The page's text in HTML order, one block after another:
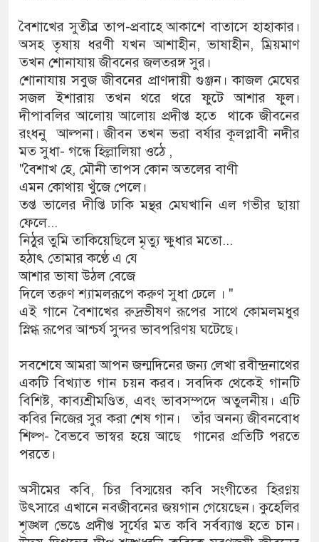
বৈশাখের সুতীব্র তাপ-প্রবাহে আকাশে বাতাসে হাহাকার।
অসহ তৃষায় ধরণী যখন আশাহীন, ভাষাহীন, ম্রিয়মাণ
তখন শোনাযায় জীবনের জলতরঙ্গ সুর।
শোনাযায় সবুজ জীবনের প্রাণদায়ী গুঞ্জন। কাজল মেঘের
সজল ইশারায় তখন থরে থরে ফুটে আশার ফুল।
দীপাবলির আলোয় আলোয় প্রদীপ্ত হতে থাকে জীবনের
রংধনু আল্পনা। জীবন তখন ভরা বর্ষার কূলপ্লাবী নদীর
মত সুধা- গন্ধে হিল্লালিয়া ওঠে ,
"বৈশাখ হে, মৌনী তাপস কোন অতলের বাণী
এমন কোথায় খুঁজে পেলে।
তপ্ত ভালের দীপ্তি ঢাকি মন্থর মেঘখানি এল গভীর ছায়া
ফেলে...
নিঠুর তুমি তাকিয়েছিলে মৃত্যু ক্ষুধার মতো...
হঠাৎ তোমার কণ্ঠে এ যে
আশার ভাষা উঠল বেজে
দিলে তরুণ শ্যামলরূপে করুণ সুধা ঢেলে । "
এই গানে বৈশাখের রুদ্রভীষণ রূপের সাথে কোমলমধুর
স্নিগ্ধ রূপের আশ্চর্য সুন্দর ভাবপরিণয় ঘটেছে।
সবশেষে আমরা আপন জন্মদিনের জন্য লেখা রবীন্দ্রনাথের
একটি বিখ্যাত গান চয়ন করব। সবদিক থেকেই গানটি
বিশিষ্ট, কাব্যশ্রীমণ্ডিত, এবং ভাবসম্পদে অতুলনীয়। এটি
কবির নিজের সুর করা শেষ গান। তাঁর অনন্য জীবনবোধ
শিল্প- বৈভবে ভাস্বর হয়ে আছে গানের প্রতিটি পরতে
পরতে।
অসীমের কবি, চির বিস্ময়ের কবি সংগীতের হিরণ্ময়
উৎসারে এখানে নবজীবনের জয়গান গেয়েছেন। কুহেলির
শৃঙ্খল ভেঙে প্রদীপ্ত সূর্যের মত কবি সর্বব্যাপ্ত হতে চান।